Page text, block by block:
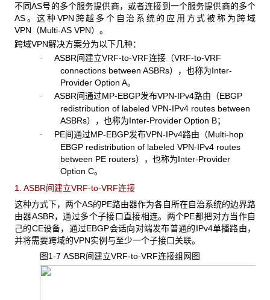
不同AS号的多个服务提供商，或者连接到一个服务提供商的多个
AS。这种VPN跨越多个自治系统的应用方式被称为跨域
VPN（Multi-AS VPN）。
跨域VPN解决方案分为以下几种：
· ASBR间建立VRF-to-VRF连接（VRF-to-VRF
connections between ASBRs），也称为Inter-
Provider Option A。
· ASBR间通过MP-EBGP发布VPN-IPv4路由（EBGP
redistribution of labeled VPN-IPv4 routes between
ASBRs），也称为Inter-Provider Option B；
· PE间通过MP-EBGP发布VPN-IPv4路由（Multi-hop
EBGP redistribution of labeled VPN-IPv4 routes
between PE routers），也称为Inter-Provider
Option C。
1. ASBR间建立VRF-to-VRF连接
这种方式下，两个AS的PE路由器作为各自所在自治系统的边界路
由器ASBR，通过多个子接口直接相连。两个PE都把对方当作自
己的CE设备，通过EBGP会话向对端发布普通的IPv4单播路由，
并将需要跨域的VPN实例与至少一个子接口关联。
图1-7 ASBR间建立VRF-to-VRF连接组网图